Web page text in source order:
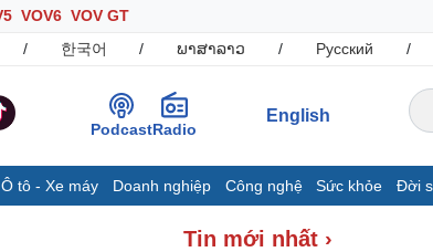
VOV6 VOV GT
/ 한국어 / ພາສາລາວ / Русский /
PodcastRadio
English
Ô tô - Xe máy Doanh nghiệp Công nghệ Sức khỏe Đời
Kinh tế
Tin mới nhất ›